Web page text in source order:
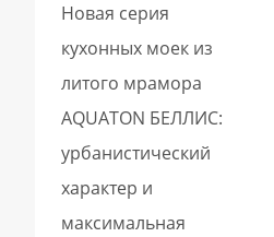
Новая серия
кухонных моек из
литого мрамора
AQUATON БЕЛЛИС:
урбанистический
характер и
максимальная